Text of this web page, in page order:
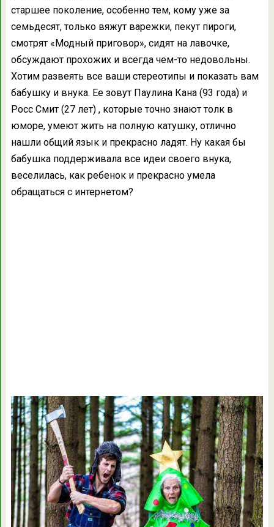
старшее поколение, особенно тем, кому уже за
семьдесят, только вяжут варежки, пекут пироги,
смотрят «Модный приговор», сидят на лавочке,
обсуждают прохожих и всегда чем-то недовольны.
Хотим развеять все ваши стереотипы и показать вам
бабушку и внука. Ее зовут Паулина Кана (93 года) и
Росс Смит (27 лет) , которые точно знают толк в
юморе, умеют жить на полную катушку, отлично
нашли общий язык и прекрасно ладят. Ну какая бы
бабушка поддерживала все идеи своего внука,
веселилась, как ребенок и прекрасно умела
обращаться с интернетом?